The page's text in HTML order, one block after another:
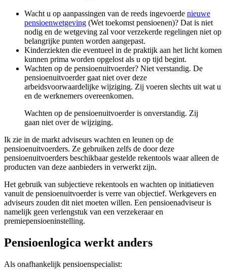
Wacht u op aanpassingen van de reeds ingevoerde nieuwe
pensioenwetgeving (Wet toekomst pensioenen)? Dat is niet
nodig en de wetgeving zal voor verzekerde regelingen niet op
belangrijke punten worden aangepast.
Kinderziekten die eventueel in de praktijk aan het licht komen
kunnen prima worden opgelost als u op tijd begint.
Wachten op de pensioenuitvoerder? Niet verstandig. De
pensioenuitvoerder gaat niet over deze
arbeidsvoorwaardelijke wijziging. Zij voeren slechts uit wat u
en de werknemers overeenkomen.
Wachten op de pensioenuitvoerder is onverstandig. Zij
gaan niet over de wijziging.
Ik zie in de markt adviseurs wachten en leunen op de
pensioenuitvoerders. Ze gebruiken zelfs de door deze
pensioenuitvoerders beschikbaar gestelde rekentools waar alleen de
producten van deze aanbieders in verwerkt zijn.
Het gebruik van subjectieve rekentools en wachten op initiatieven
vanuit de pensioenuitvoerder is verre van objectief. Werkgevers en
adviseurs zouden dit niet moeten willen. Een pensioenadviseur is
namelijk geen verlengstuk van een verzekeraar en
premiepensioeninstelling.
Pensioenlogica werkt anders
Als onafhankelijk pensioenspecialist: